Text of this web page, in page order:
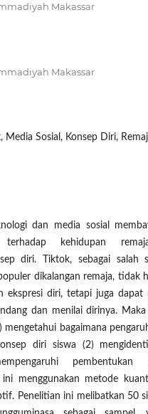
Makassar
Makassar
Media Sosial, Konsep Diri,
dan media sosial
kehidupan
diri. Tiktok, sebagai salah
dikalangan remaja, tidak
ekspresi diri, tetapi juga dapat
dan menilai dirinya.
bagaimana
diri siswa (2)
pembentukan
ini menggunakan metode
Penelitian ini melibatkan 50